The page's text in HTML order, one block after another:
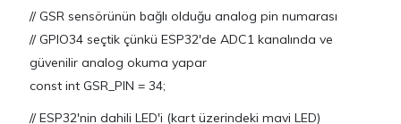
// GSR sensörünün bağlı olduğu analog pin numarası
// GPIO34 seçtik çünkü ESP32'de ADC1 kanalında ve
güvenilir analog okuma yapar
const int GSR_PIN = 34;
// ESP32'nin dahili LED'i (kart üzerindeki mavi LED)